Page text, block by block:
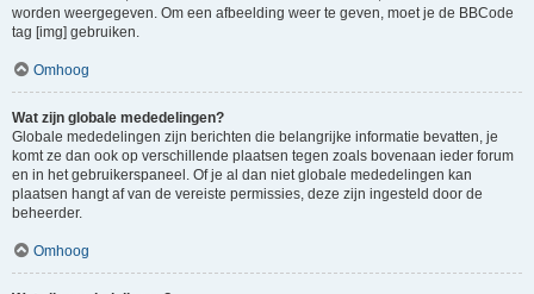
worden weergegeven. Om een afbeelding weer te geven, moet je de BBCode
tag [img] gebruiken.
Omhoog
Wat zijn globale mededelingen?
Globale mededelingen zijn berichten die belangrijke informatie bevatten, je
komt ze dan ook op verschillende plaatsen tegen zoals bovenaan ieder forum
en in het gebruikerspaneel. Of je al dan niet globale mededelingen kan
plaatsen hangt af van de vereiste permissies, deze zijn ingesteld door de
beheerder.
Omhoog